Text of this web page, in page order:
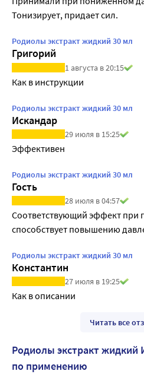
Тонизирует, придает сил.
Родиолы экстракт жидкий 30 мл
Григорий
1 августа в 20:15
Как в инструкции
Родиолы экстракт жидкий 30 мл
Искандар
29 июля в 15:25
Эффективен
Родиолы экстракт жидкий 30 мл
Гость
28 июля в 04:57
Соответствующий эффект при
способствует повышению
Родиолы экстракт жидкий 30 мл
Константин
27 июля в 19:25
Как в описании
Читать все
Родиолы экстракт жидкий
по применению